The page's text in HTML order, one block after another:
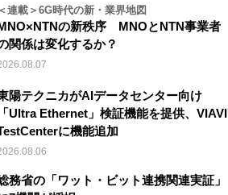
＜連載＞6G時代の新・業界地図
の新秩序 MNOとNTN事業者
関係は変化するか？
陽テクニカがAIデータセンター向け
「Ultra Ethernet」検証機能を提供、VIAVI
に機能追加
務省の「ワット・ビット連携関連実証」